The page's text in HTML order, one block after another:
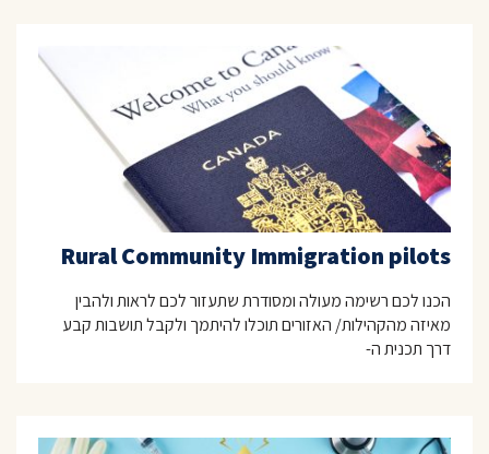
Rural Community Immigration pilots
הכנו לכם רשימה מעולה ומסודרת שתעזור לכם לראות ולהבין
מאיזה מהקהילות/ האזורים תוכלו להיתמך ולקבל תושבות קבע
דרך תכנית ה-